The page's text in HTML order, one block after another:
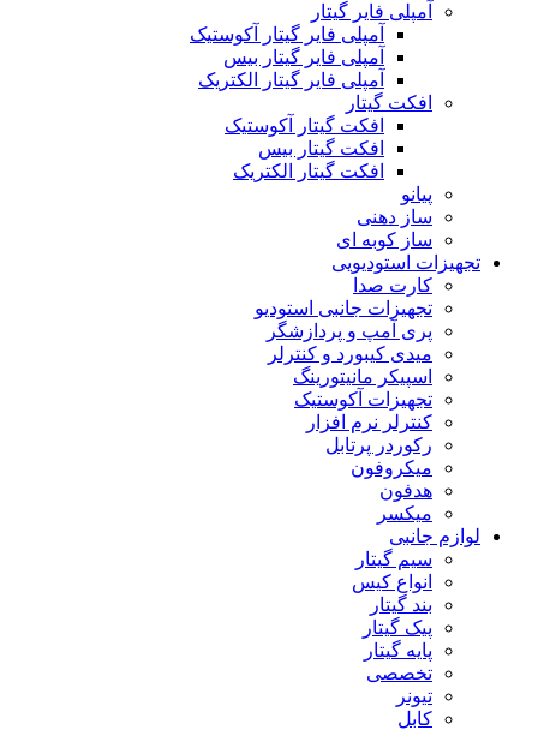
آمپلی فایر گیتار
آمپلی فایر گیتار آکوستیک
آمپلی فایر گیتار بیس
آمپلی فایر گیتار الکتریک
افکت گیتار
افکت گیتار آکوستیک
افکت گیتار بیس
افکت گیتار الکتریک
پیانو
ساز دهنی
ساز کوبه ای
تجهیزات استودیویی
کارت صدا
تجهیزات جانبی استودیو
پری آمپ و پردازشگر
میدی کیبورد و کنترلر
اسپیکر مانیتورینگ
تجهیزات آکوستیک
کنترلر نرم افزار
رکوردر پرتابل
میکروفون
هدفون
میکسر
لوازم جانبی
سیم گیتار
انواع کیس
بند گیتار
پیک گیتار
پایه گیتار
تخصصی
تیونر
کابل